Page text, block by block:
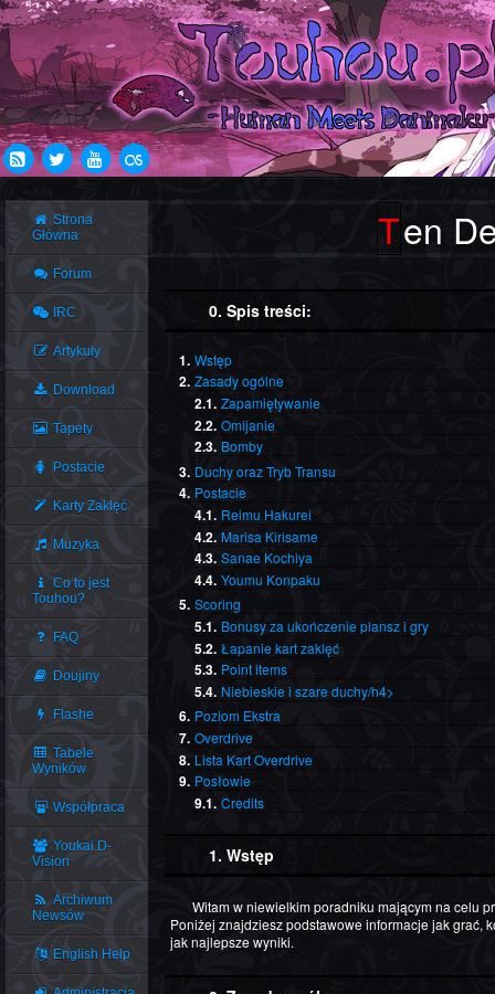
Strona
Główna
Forum
IRC
Artykuły
Download
Tapety
Postacie
Karty Zaklęć
Muzyka
Co to jest
Touhou?
FAQ
Doujiny
Flashe
Tabele
Wyników
Współpraca
Youkai D-
Vision
Archiwum
Newsów
English Help
Ten
0. Spis treści:
1. Wstęp
2. Zasady ogólne
2.1. Zapamiętywanie
2.2. Omijanie
2.3. Bomby
3. Duchy oraz Tryb Transu
4. Postacie
4.1. Reimu Hakurei
4.2. Marisa Kirisame
4.3. Sanae Kochiya
4.4. Youmu Konpaku
5. Scoring
5.1. Bonusy za ukończenie plansz i gry
5.2. Łapanie kart zaklęć
5.3. Point items
5.4. Niebieskie i szare duchy/h4>
6. Poziom Ekstra
7. Overdrive
8. Lista Kart Overdrive
9. Posłowie
9.1. Credits
1. Wstęp
Witam w niewielkim poradniku mającym na celu przedstawienie strategii gry w Ten Desires.
Poniżej znajdziesz podstawowe informacje jak grać,
jak najlepsze wyniki.